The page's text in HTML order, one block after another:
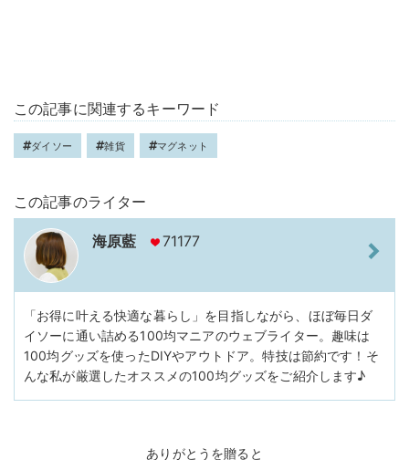
この記事に関連するキーワード
ダイソー 雑貨 マグネット
この記事のライター
海原藍 71177
「お得に叶える快適な暮らし」を目指しながら、ほぼ毎日ダ
イソーに通い詰める100均マニアのウェブライター。趣味は
100均グッズを使ったDIYやアウトドア。特技は節約です！そ
んな私が厳選したオススメの100均グッズをご紹介します♪
ありがとうを贈ると